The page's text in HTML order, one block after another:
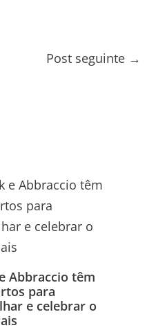
Post seguinte →
Abbraccio têm
para
e celebrar o